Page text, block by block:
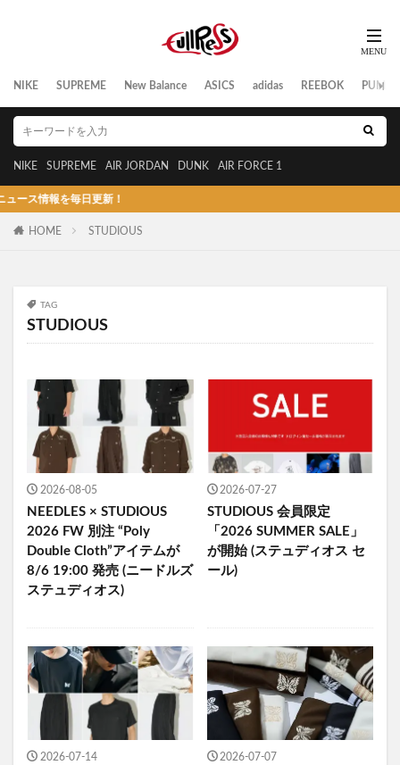
NIKE SUPREME New Balance ASICS adidas REEBOK PUMA
NIKE SUPREME AIR JORDAN DUNK AIR FORCE 1
報を毎日更新！
HOME STUDIOUS
TAG
STUDIOUS
2026-08-05
NEEDLES × STUDIOUS
2026 FW 別注 “Poly
Double Cloth”アイテムが
8/6 19:00 発売 (ニードルズ
ステュディオス)
2026-07-27
STUDIOUS 会員限定
「2026 SUMMER SALE」
が開始 (ステュディオス セ
ール)
2026-07-14 2026-07-07